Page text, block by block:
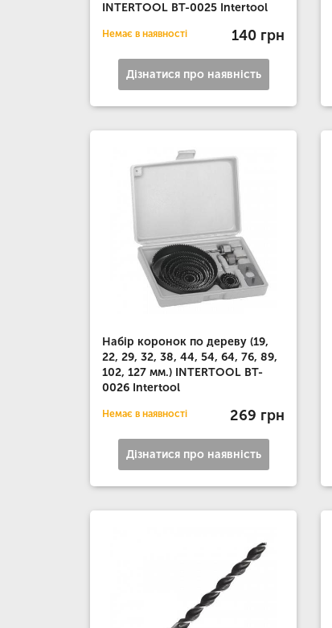
INTERTOOL BT-0025 Intertool
Немає в наявності 140 грн
Дізнатися про наявність
Набір коронок по дереву (19,
22, 29, 32, 38, 44, 54, 64, 76, 89,
102, 127 мм.) INTERTOOL BT-
0026 Intertool
Немає в наявності 269 грн
Дізнатися про наявність